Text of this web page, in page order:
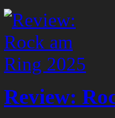
Review: